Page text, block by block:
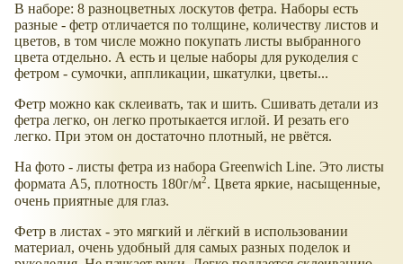
В наборе: 8 разноцветных лоскутов фетра. Наборы есть
разные - фетр отличается по толщине, количеству листов и
цветов, в том числе можно покупать листы выбранного
цвета отдельно. А есть и целые наборы для рукоделия с
фетром - сумочки, аппликации, шкатулки, цветы...
Фетр можно как склеивать, так и шить. Сшивать детали из
фетра легко, он легко протыкается иглой. И резать его
легко. При этом он достаточно плотный, не рвётся.
На фото - листы фетра из набора Greenwich Line. Это листы
формата А5, плотность 180г/м2. Цвета яркие, насыщенные,
очень приятные для глаз.
Фетр в листах - это мягкий и лёгкий в использовании
материал, очень удобный для самых разных поделок и